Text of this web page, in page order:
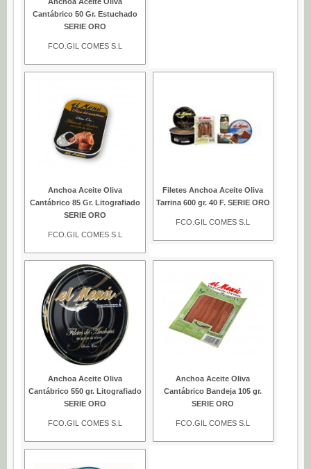
Mayonesa (0)
Vinagre (0)
Cantábrico 50 Gr. Estuchado
SERIE ORO
FCO.GIL COMES S.L
Anchoa Aceite Oliva
Cantábrico 85 Gr. Litografiado
SERIE ORO
FCO.GIL COMES S.L
Filetes Anchoa Aceite Oliva
Tarrina 600 gr. 40 F. SERIE ORO
FCO.GIL COMES S.L
Anchoa Aceite Oliva
Cantábrico 550 gr. Litografiado
SERIE ORO
FCO.GIL COMES S.L
Anchoa Aceite Oliva
Cantábrico Bandeja 105 gr.
SERIE ORO
FCO.GIL COMES S.L